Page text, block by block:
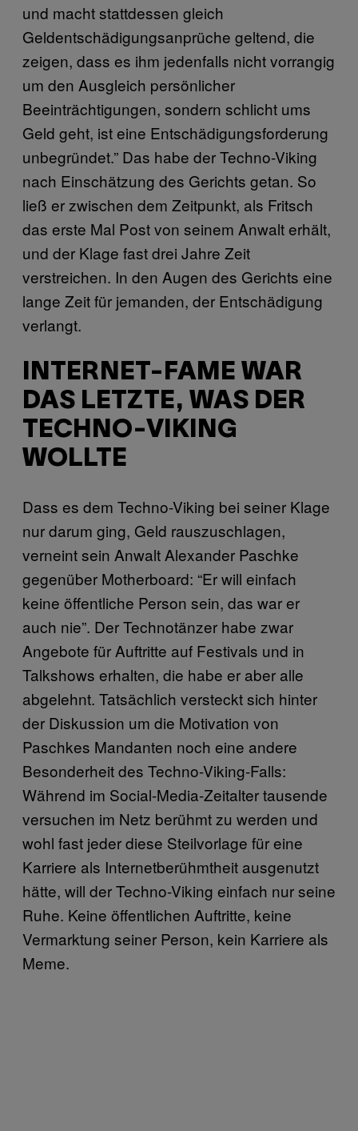
und macht stattdessen gleich
Geldentschädigungsanprüche geltend, die
zeigen, dass es ihm jedenfalls nicht vorrangig
um den Ausgleich persönlicher
Beeinträchtigungen, sondern schlicht ums
Geld geht, ist eine Entschädigungsforderung
unbegründet.” Das habe der Techno-Viking
nach Einschätzung des Gerichts getan. So
ließ er zwischen dem Zeitpunkt, als Fritsch
das erste Mal Post von seinem Anwalt erhält,
und der Klage fast drei Jahre Zeit
verstreichen. In den Augen des Gerichts eine
lange Zeit für jemanden, der Entschädigung
verlangt.
INTERNET-FAME WAR
DAS LETZTE, WAS DER
TECHNO-VIKING
WOLLTE
Dass es dem Techno-Viking bei seiner Klage
nur darum ging, Geld rauszuschlagen,
verneint sein Anwalt Alexander Paschke
gegenüber Motherboard: “Er will einfach
keine öffentliche Person sein, das war er
auch nie”. Der Technotänzer habe zwar
Angebote für Auftritte auf Festivals und in
Talkshows erhalten, die habe er aber alle
abgelehnt. Tatsächlich versteckt sich hinter
der Diskussion um die Motivation von
Paschkes Mandanten noch eine andere
Besonderheit des Techno-Viking-Falls:
Während im Social-Media-Zeitalter tausende
versuchen im Netz berühmt zu werden und
wohl fast jeder diese Steilvorlage für eine
Karriere als Internetberühmtheit ausgenutzt
hätte, will der Techno-Viking einfach nur seine
Ruhe. Keine öffentlichen Auftritte, keine
Vermarktung seiner Person, kein Karriere als
Meme.